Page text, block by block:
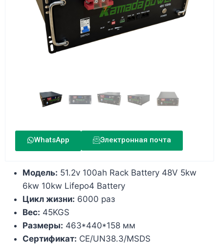
WhatsApp Электронная почта
Модель: 51.2v 100ah Rack Battery 48V 5kw
6kw 10kw Lifepo4 Battery
Цикл жизни: 6000 раз
Вес: 45KGS
Размеры: 463*440*158 мм
Сертификат: CE/UN38.3/MSDS